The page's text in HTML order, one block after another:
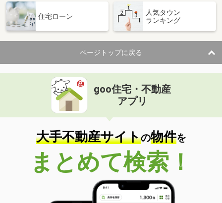
住宅ローン
人気タウン
ランキング
ページトップに戻る
goo住宅・不動産
アプリ
大手不動産サイトの物件を
まとめて検索！